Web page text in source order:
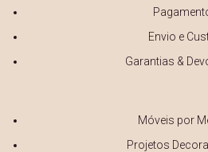
Envio e
Garantias &
Móveis por
Projetos